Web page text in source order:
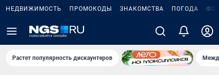
НЕДВИЖИМОСТЬ ПРОМОКОДЫ ЗНАКОМСТВА ПОГОДА
Растет популярность дискаунтеров